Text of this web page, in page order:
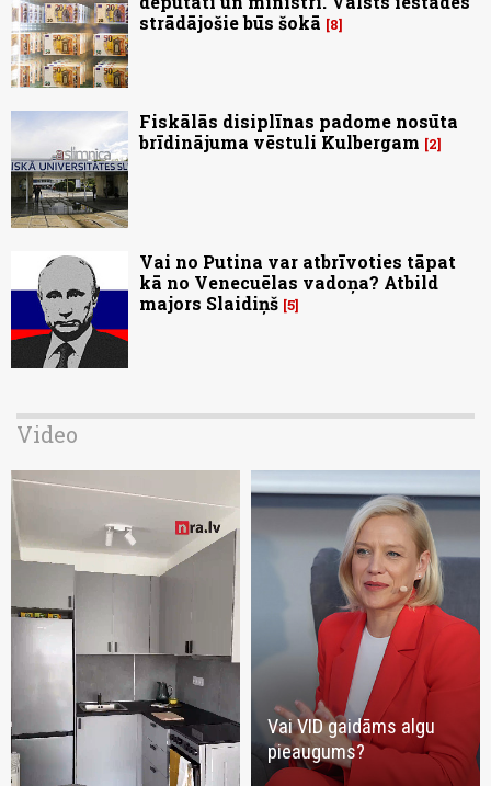
strādājošie būs šokā
8
Fiskālās disiplīnas padome nosūta
brīdinājuma vēstuli Kulbergam
2
Vai no Putina var atbrīvoties tāpat
kā no Venecuēlas vadoņa? Atbild
majors Slaidiņš 5
Video
Vai VID gaidāms algu
pieaugums?